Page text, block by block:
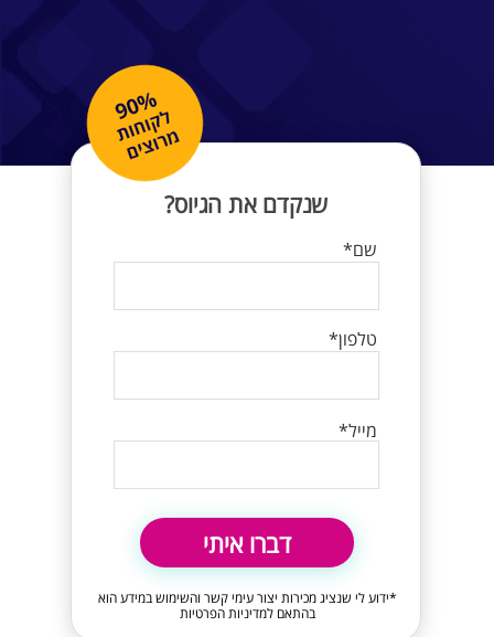
דברו איתי
שנקדם את הגיוס?
שם*
טלפון*
מייל*
*ידוע לי שנציג מכירות יצור עימי קשר והשימוש במידע הוא
בהתאם למדיניות הפרטיות